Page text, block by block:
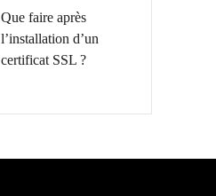
Que faire après
l’installation d’un
certificat SSL ?